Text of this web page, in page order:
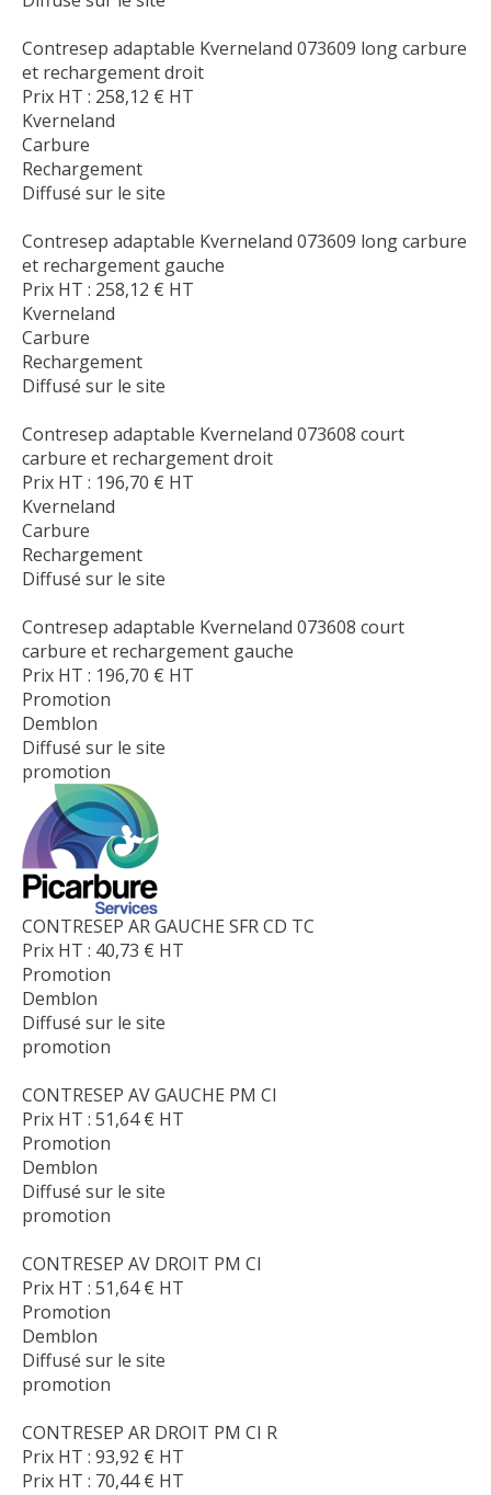
Contresep adaptable Kverneland 073609 long carbure
et rechargement droit
Prix HT : 258,12 € HT
Kverneland
Carbure
Rechargement
Diffusé sur le site
Contresep adaptable Kverneland 073609 long carbure
et rechargement gauche
Prix HT : 258,12 € HT
Kverneland
Carbure
Rechargement
Diffusé sur le site
Contresep adaptable Kverneland 073608 court
carbure et rechargement droit
Prix HT : 196,70 € HT
Kverneland
Carbure
Rechargement
Diffusé sur le site
Contresep adaptable Kverneland 073608 court
carbure et rechargement gauche
Prix HT : 196,70 € HT
Promotion
Demblon
Diffusé sur le site
promotion
CONTRESEP AR GAUCHE SFR CD TC
Prix HT : 40,73 € HT
Promotion
Demblon
Diffusé sur le site
promotion
CONTRESEP AV GAUCHE PM CI
Prix HT : 51,64€ HT
Promotion
Demblon
Diffusé sur le site
promotion
CONTRESEP AV DROIT PM CI
Prix HT : 51,64€ HT
Promotion
Demblon
Diffusé sur le site
promotion
CONTRESEP AR DROIT PM CI R
Prix HT : 93,92 € HT
Prix HT : 70,44€ HT